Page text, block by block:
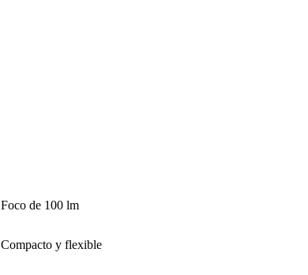
Foco de 100 lm
Compacto y flexible